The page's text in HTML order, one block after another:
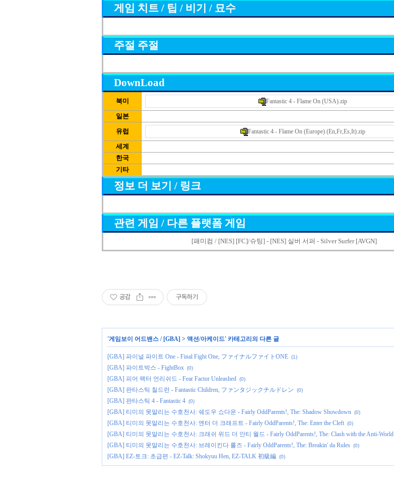
게임 치트 / 팁 / 비기 / 묘수
주절 주절
DownLoad
북미 Fantastic 4 - Flame On (USA).zip
일본
유럽
Fantastic 4 - Flame On (Europe) (En,Fr,Es,It).zip
세계
한국
기타
정보 더 보기 / 링크
관련 게임 / 다른 플랫폼 게임
[패미컴 / [NES] [FC]/슈팅] - [NES] 실버 서퍼 - Silver Surfer [AVGN]
공감 구독하기
'게임보이 어드밴스 / [GBA] > 액션/아케이드' 카테고리의 다른 글
[GBA] 파이널 파이트 One - Final Fight One, ファイナルファイトONE (1)
[GBA] 파이트박스 - FightBox (0)
[GBA] 피어 팩터 언리쉬드 - Fear Factor Unleashed (0)
[GBA] 판타스틱 칠드런 - Fantastic Children, ファンタジックチルドレン (0)
[GBA] 판타스틱 4 - Fantastic 4 (0)
[GBA] 티미의 못말리는 수호천사: 쉐도우 쇼다운 - Fairly OddParents!, The: Shadow Showdown (0)
[GBA] 티미의 못말리는 수호천사: 엔터 더 크래프트 - Fairly OddParents!, The: Enter the Cleft (0)
[GBA] 티미의 못말리는 수호천사: 크래쉬 위드 더 안티 월드 - Fairly OddParents!, The: Clash with the Anti-World
[GBA] 티미의 못말리는 수호천사: 브레이킨다 룰즈 - Fairly OddParents!, The: Breakin' da Rules (0)
[GBA] EZ-토크: 초급편 - EZ-Talk: Shokyuu Hen, EZ-TALK 初級編 (0)